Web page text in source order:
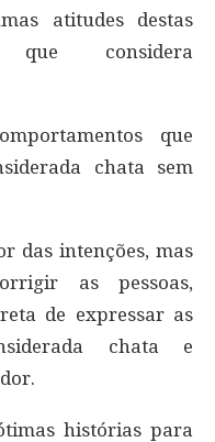
atitudes destas
que considera
que
chata sem
das intenções, mas
as pessoas,
de expressar as
chata e
histórias para